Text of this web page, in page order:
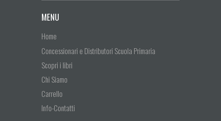
MENU
Home
Concessionari e Distributori Scuola Primaria
Scopri i libri
Chi Siamo
Carrello
Info-Contatti